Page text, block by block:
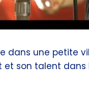
dans une petite
et son talent